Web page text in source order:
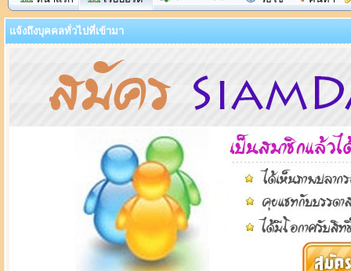
แจ้งถึงบุคคลทั่วไปที่เข้ามา